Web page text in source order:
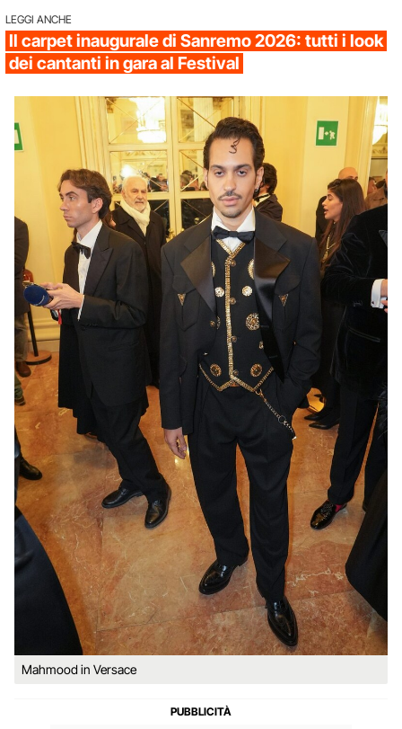
LEGGI ANCHE
Il carpet inaugurale di Sanremo 2026: tutti i look
dei cantanti in gara al Festival
Mahmood in Versace